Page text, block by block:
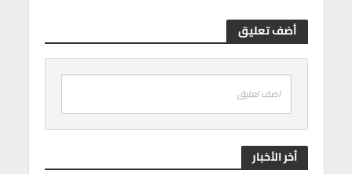
أضف تعليق
اضف تعليق
أخر الأخبار